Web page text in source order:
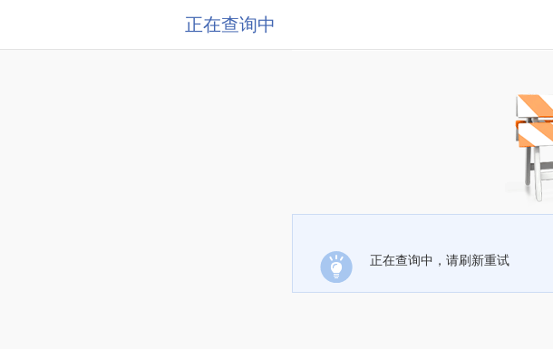
正在查询中
正在查询中，请刷新重试